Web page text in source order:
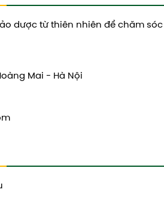
dược từ thiên nhiên để chăm
Mai - Hà Nội